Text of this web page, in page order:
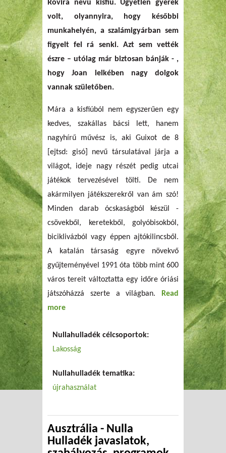
Rovira nevű kisfiú. Ügyetlen gyerek
volt, olyannyira, hogy későbbi
munkahelyén, a szalámigyárban sem
figyelt fel rá senki. Azt sem vették
észre – utólag már biztosan bánják - ,
hogy Joan lelkében nagy dolgok
vannak születőben.
Mára a kisfiúból nem egyszerűen egy
kedves, szakállas bácsi lett, hanem
nagyhírű művész is, aki Guixot de 8
[ejtsd: gisó] nevű társulatával járja a
világot, ideje nagy részét pedig utcai
játékok tervezésével tölti. De nem
akármilyen játékszerekről van ám szó!
Minden darab ócskaságból készül -
csövekből, keretekből, golyóbisokból,
biciklivázból vagy éppen ajtókilincsből.
A katalán társaság egyre növekvő
gyűjteményével 1991 óta több mint 600
város tereit változtatta egy időre óriási
játszóházzá szerte a világban.
Read
more
Nullahulladék célcsoportok:
Lakosság
Nullahulladék tematika:
újrahasználat
Ausztrália - Nulla
Hulladék javaslatok,